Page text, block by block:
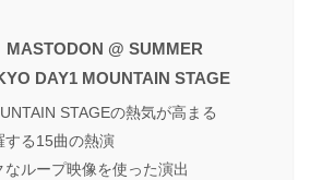
@ SUMMER
DAY1 MOUNTAIN STAGE
STAGEの熱気が高まる
する15曲の熱演
ループ映像を使った演出